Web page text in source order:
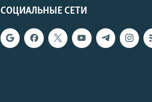
СОЦИАЛЬНЫЕ СЕТИ